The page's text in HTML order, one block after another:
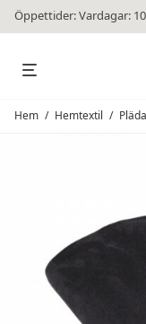
Öppettider: Vardagar:
Hem / Hemtextil /